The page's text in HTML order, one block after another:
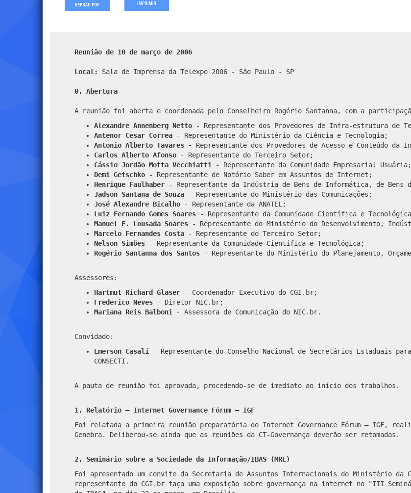
Reunião de 10 de março de 2006
Local: Sala de Imprensa da Telexpo 2006 - São Paulo - SP
0. Abertura
A reunião foi aberta e coordenada pelo Conselheiro Rogério Santanna, com a
Alexandre Annenberg Netto
- Representante dos Provedores de Infra-estrutura de
Antenor Cesar Correa - Representante do Ministério da Ciência e Tecnologia;
Antonio Alberto Tavares - Representante dos Provedores de Acesso e Conteúdo da
Carlos Alberto Afonso - Representante do Terceiro Setor;
Cássio Jordão Motta Vecchiatti
- Representante da Comunidade Empresarial Usuária;
Demi Getschko - Representante de Notório Saber em Assuntos de Internet;
Henrique Faulhaber - Representante da Indústria de Bens de Informática, de Bens
Jadson Santana de Souza
- Representante do Ministério das Comunicações;
José Alexandre Bicalho
- Representante da ANATEL;
Luiz Fernando Gomes Soares - Representante da Comunidade Científica e
Manuel F. Lousada Soares - Representante do Ministério do Desenvolvimento,
Marcelo Fernandes Costa
- Representante do Terceiro Setor;
Nelson Simões - Representante da Comunidade Científica e Tecnológica;
Rogério Santanna dos Santos - Representante do Ministério do Planejamento,
Assessores:
Hartmut Richard Glaser - Coordenador Executivo do CGI.br;
Frederico Neves
- Diretor NIC.br;
Mariana Reis Balboni
- Assessora de Comunicação do NIC.br.
Convidado:
Emerson Casali
- Representante do Conselho Nacional de Secretários Estaduais
CONSECTI.
A pauta de reunião foi aprovada, procedendo-se de imediato ao início dos trabalhos.
1. Relatório – Internet Governance Fórum – IGF
Foi relatada a primeira reunião preparatória do Internet Governance Fórum – IGF,
Genebra. Deliberou-se ainda que as reuniões da CT-Governança deverão ser retomadas.
2. Seminário sobre a Sociedade da Informação/IBAS (MRE)
Foi apresentado um convite da Secretaria de Assuntos Internacionais do Ministério da
representante do CGI.br faça uma exposição sobre governança na internet no "III